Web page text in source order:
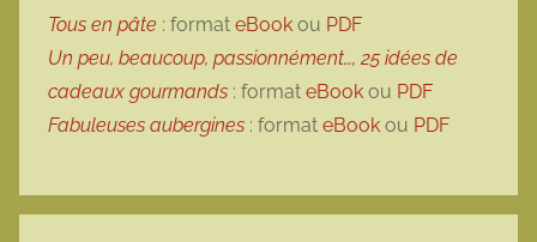
Tous en pâte : format eBook ou PDF
Un peu, beaucoup, passionnément…, 25 idées de
cadeaux gourmands : format eBook ou PDF
Fabuleuses aubergines : format eBook ou PDF